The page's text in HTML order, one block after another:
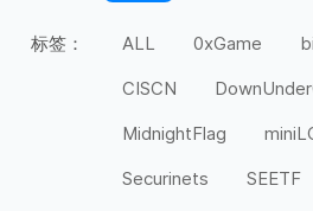
标签： ALL 0xGame
CISCN
MidnightFlag
Securinets
SEETF